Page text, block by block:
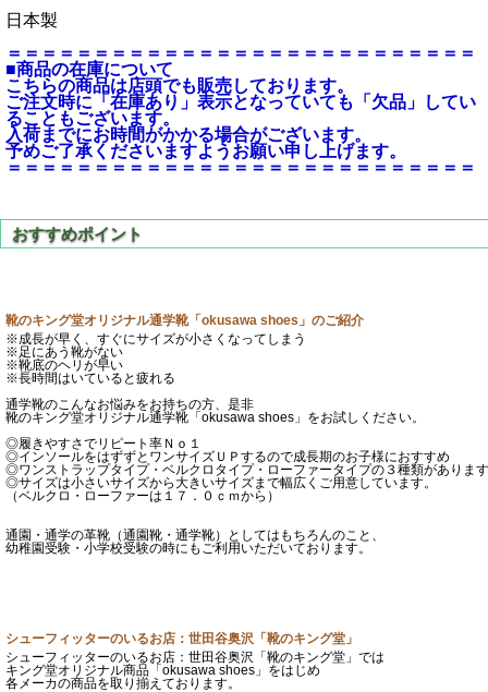
日本製
＝＝＝＝＝＝＝＝＝＝＝＝＝＝＝＝＝＝＝＝＝＝＝＝＝＝＝
■商品の在庫について
こちらの商品は店頭でも販売しております。
ご注文時に「在庫あり」表示となっていても「欠品」してい
ることもございます。
入荷までにお時間がかかる場合がございます。
予めご了承くださいますようお願い申し上げます。
＝＝＝＝＝＝＝＝＝＝＝＝＝＝＝＝＝＝＝＝＝＝＝＝＝＝＝
靴のキング堂オリジナル通学靴「okusawa shoes」のご紹介
※成長が早く、すぐにサイズが小さくなってしまう
※足にあう靴がない
※靴底のヘリが早い
※長時間はいていると疲れる
通学靴のこんなお悩みをお持ちの方、是非
靴のキング堂オリジナル通学靴「okusawa shoes」をお試しください。
◎履きやすさでリピート率Ｎｏ１
◎インソールをはずずとワンサイズＵＰするので成長期のお子様におすすめ
◎ワンストラップタイプ・ベルクロタイプ・ローファータイプの３種類があります
◎サイズは小さいサイズから大きいサイズまで幅広くご用意しています。
（ベルクロ・ローファーは１７．０ｃｍから）
通園・通学の革靴（通園靴・通学靴）としてはもちろんのこと、
幼稚園受験・小学校受験の時にもご利用いただいております。
シューフィッターのいるお店：世田谷奥沢「靴のキング堂」
シューフィッターのいるお店：世田谷奥沢「靴のキング堂」では
キング堂オリジナル商品「okusawa shoes」をはじめ
各メーカの商品を取り揃えております。